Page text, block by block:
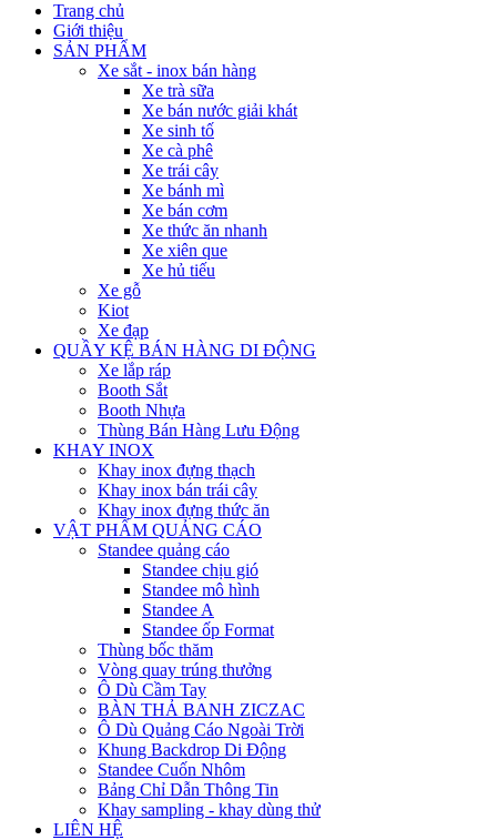
Trang chủ
Giới thiệu
SẢN PHẨM
Xe sắt - inox bán hàng
Xe trà sữa
Xe bán nước giải khát
Xe sinh tố
Xe cà phê
Xe trái cây
Xe bánh mì
Xe bán cơm
Xe thức ăn nhanh
Xe xiên que
Xe hủ tiếu
Xe gỗ
Kiot
Xe đạp
QUẦY KỆ BÁN HÀNG DI ĐỘNG
Xe lắp ráp
Booth Sắt
Booth Nhựa
Thùng Bán Hàng Lưu Động
KHAY INOX
Khay inox đựng thạch
Khay inox bán trái cây
Khay inox đựng thức ăn
VẬT PHẨM QUẢNG CÁO
Standee quảng cáo
Standee chịu gió
Standee mô hình
Standee A
Standee ốp Format
Thùng bốc thăm
Vòng quay trúng thưởng
Ô Dù Cầm Tay
BÀN THẢ BANH ZICZAC
Ô Dù Quảng Cáo Ngoài Trời
Khung Backdrop Di Động
Standee Cuốn Nhôm
Bảng Chỉ Dẫn Thông Tin
Khay sampling - khay dùng thử
LIÊN HỆ